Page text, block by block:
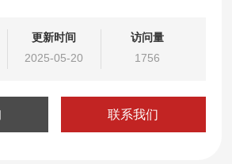
保证了GC-MS8800具备与国外仪器同
性价比
更新时间
2025-05-20
访问量
1756
联系我们